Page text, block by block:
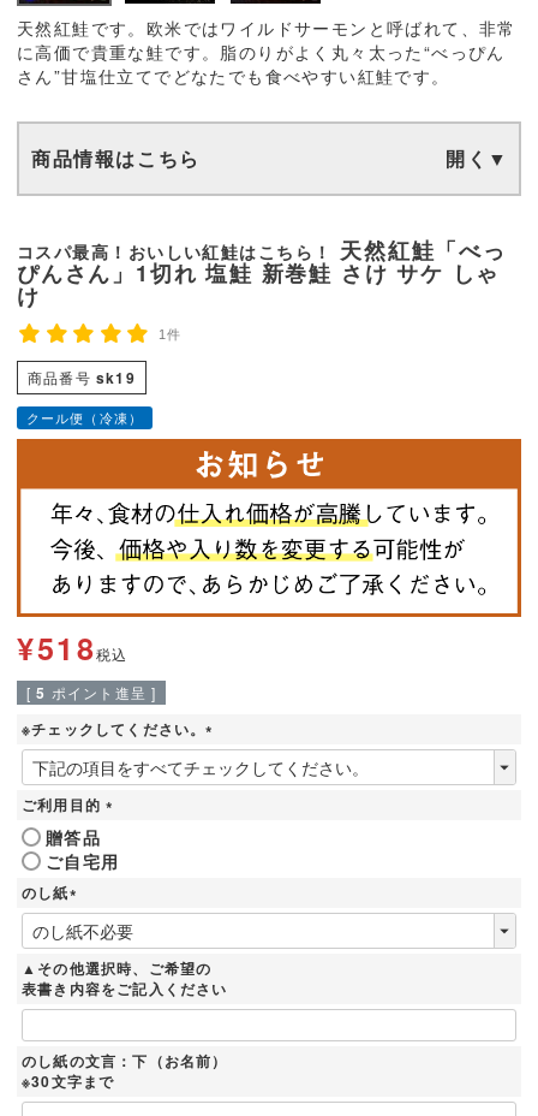
天然紅鮭です。欧米ではワイルドサーモンと呼ばれて、非常
に高価で貴重な鮭です。脂のりがよく丸々太った“べっぴん
さん”甘塩仕立てでどなたでも食べやすい紅鮭です。
商品情報はこちら
コスパ最高！おいしい紅鮭はこちら！ 天然紅鮭「べっ
ぴんさん」1切れ 塩鮭 新巻鮭 さけ サケ しゃ
け
1件
商品番号 sk19
クール便（冷凍）
¥518税込
[ 5 ポイント進呈 ]
※チェックしてください。
(
必
ご利用目的
必
須
贈答品
ご自宅用
のし紙
(
必
須
)
▲その他選択時、ご希望の
表書き内容をご記入ください
のし紙の文言：下（お名前）
※30文字まで